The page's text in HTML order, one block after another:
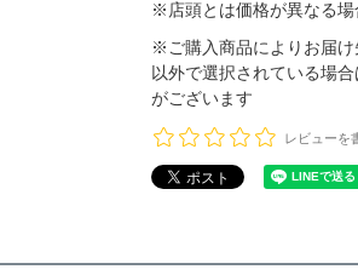
※店頭とは価格が異なる場
※ご購入商品によりお届
以外で選択されている場
がございます
レビューを